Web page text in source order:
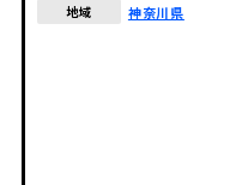
地域 神奈川県